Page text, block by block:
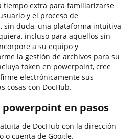
tiempo extra para familiarizarse
y el proceso de
sin duda, una plataforma intuitiva
incluso para aquellos sin
a su equipo y
la gestión de archivos para su
token en powerpoint, cree
electrónicamente sus
cosas con DocHub.
en pasos
de DocHub con la dirección
o cuenta de Google.